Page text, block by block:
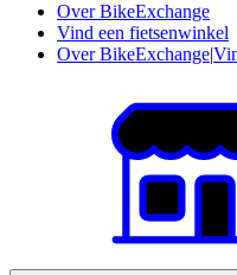
Over BikeExchange
Vind een fietsenwinkel
Over BikeExchange|